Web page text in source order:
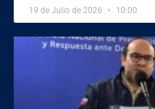
19 de Julio de 2026 10:00